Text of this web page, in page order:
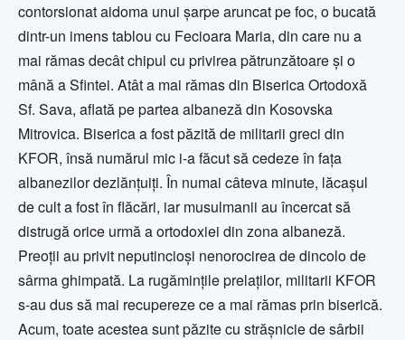
contorsionat aidoma unui șarpe aruncat pe foc, o bucată
dintr-un imens tablou cu Fecioara Maria, din care nu a
mai rămas decât chipul cu privirea pătrunzătoare și o
mână a Sfintei. Atât a mai rămas din Biserica Ortodoxă
Sf. Sava, aflată pe partea albaneză din Kosovska
Mitrovica. Biserica a fost păzită de militarii greci din
KFOR, însă numărul mic i-a făcut să cedeze în fața
albanezilor dezlănțuiți. În numai câteva minute, lăcașul
de cult a fost în flăcări, iar musulmanii au încercat să
distrugă orice urmă a ortodoxiei din zona albaneză.
Preoții au privit neputincioși nenorocirea de dincolo de
sârma ghimpată. La rugămințile prelaților, militarii KFOR
s-au dus să mai recupereze ce a mai rămas prin biserică.
Acum, toate acestea sunt păzite cu strășnicie de sârbii